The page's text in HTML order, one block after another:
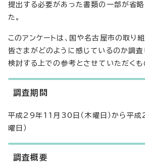
提出する必要があった書類の一部が省略
た。
このアンケートは、国や名古屋市の取り
皆さまがどのように感じているのか調査
検討する上での参考とさせていただくも
調査期間
平成29年11月30日（木曜日）から平
曜日）
調査概要